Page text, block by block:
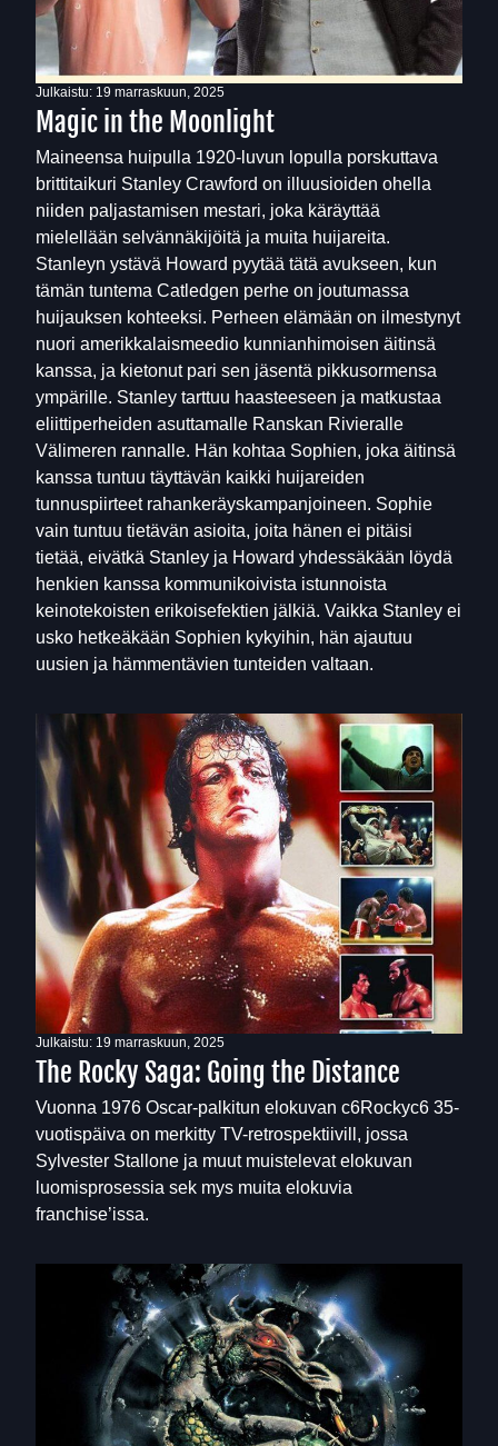
Julkaistu: 19 marraskuun, 2025
Magic in the Moonlight
Maineensa huipulla 1920-luvun lopulla porskuttava
brittitaikuri Stanley Crawford on illuusioiden ohella
niiden paljastamisen mestari, joka käräyttää
mielellään selvännäkijöitä ja muita huijareita.
Stanleyn ystävä Howard pyytää tätä avukseen, kun
tämän tuntema Catledgen perhe on joutumassa
huijauksen kohteeksi. Perheen elämään on ilmestynyt
nuori amerikkalaismeedio kunnianhimoisen äitinsä
kanssa, ja kietonut pari sen jäsentä pikkusormensa
ympärille. Stanley tarttuu haasteeseen ja matkustaa
eliittiperheiden asuttamalle Ranskan Rivieralle
Välimeren rannalle. Hän kohtaa Sophien, joka äitinsä
kanssa tuntuu täyttävän kaikki huijareiden
tunnuspiirteet rahankeräyskampanjoineen. Sophie
vain tuntuu tietävän asioita, joita hänen ei pitäisi
tietää, eivätkä Stanley ja Howard yhdessäkään löydä
henkien kanssa kommunikoivista istunnoista
keinotekoisten erikoisefektien jälkiä. Vaikka Stanley ei
usko hetkeäkään Sophien kykyihin, hän ajautuu
uusien ja hämmentävien tunteiden valtaan.
Julkaistu: 19 marraskuun, 2025
The Rocky Saga: Going the Distance
Vuonna 1976 Oscar-palkitun elokuvan c6Rockyc6 35-
vuotispäiva on merkitty TV-retrospektiivill, jossa
Sylvester Stallone ja muut muistelevat elokuvan
luomisprosessia sek mys muita elokuvia
franchise’issa.